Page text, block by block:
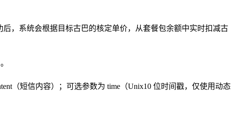
，系统会根据目标古巴的核定单价，从套餐包余额中实时扣减古
（短信内容）；可选参数为 time（Unix10 位时间戳，仅使用动态